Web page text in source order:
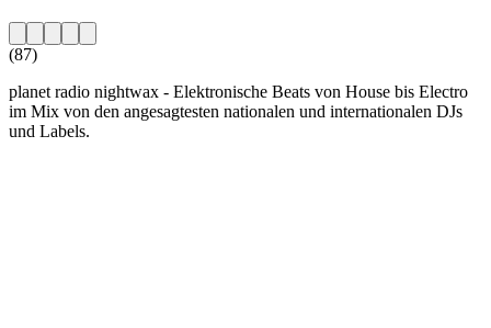
(87)
planet radio nightwax - Elektronische Beats von House bis Electro
im Mix von den angesagtesten nationalen und internationalen DJs
und Labels.